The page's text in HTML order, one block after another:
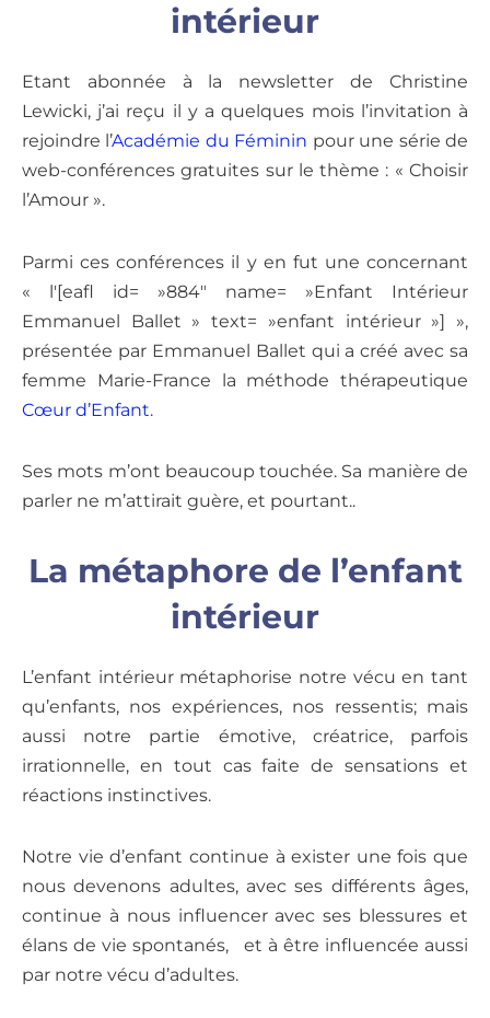
intérieur
Etant abonnée à la newsletter de Christine
Lewicki, j’ai reçu il y a quelques mois l’invitation à
rejoindre l’Académie du Féminin pour une série de
web-conférences gratuites sur le thème : « Choisir
l’Amour ».
Parmi ces conférences il y en fut une concernant
« l'[eafl id= »884″ name= »Enfant Intérieur
Emmanuel Ballet » text= »enfant intérieur »] »,
présentée par Emmanuel Ballet qui a créé avec sa
femme Marie-France la méthode thérapeutique
Cœur d’Enfant.
Ses mots m’ont beaucoup touchée. Sa manière de
parler ne m’attirait guère, et pourtant..
La métaphore de l’enfant
intérieur
L’enfant intérieur métaphorise notre vécu en tant
qu’enfants, nos expériences, nos ressentis; mais
aussi notre partie émotive, créatrice, parfois
irrationnelle, en tout cas faite de sensations et
réactions instinctives.
Notre vie d’enfant continue à exister une fois que
nous devenons adultes, avec ses différents âges,
continue à nous influencer avec ses blessures et
élans de vie spontanés, et à être influencée aussi
par notre vécu d’adultes.